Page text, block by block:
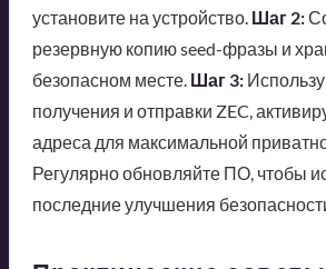
установите на устройство. Шаг 2:
резервную копию seed-фразы и
безопасном месте. Шаг 3:
получения и отправки ZEC,
адреса для максимальной
Регулярно обновляйте ПО, чтобы
последние улучшения